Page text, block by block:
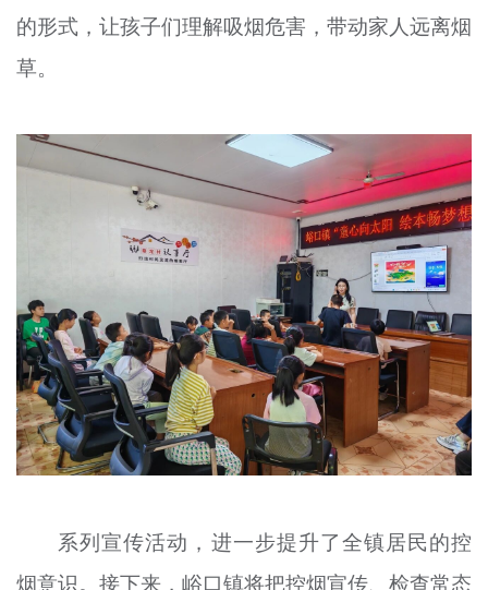
的形式，让孩子们理解吸烟危害，带动家人远离烟
草。
系列宣传活动，进一步提升了全镇居民的控
烟意识。接下来，峪口镇将把控烟宣传、检查常态